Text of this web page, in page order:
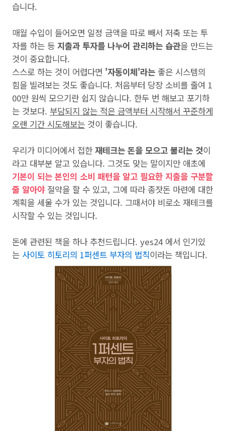
습니다.
매월 수입이 들어오면 일정 금액을 따로 빼서 저축 또는 투
자를 하는 등 지출과 투자를 나누어 관리하는 습관을 만드는
것이 중요합니다.
스스로 하는 것이 어렵다면 '자동이체'라는 좋은 시스템의
힘을 빌려보는 것도 좋습니다. 처음부터 당장 소비를 줄여 1
00만 원씩 모으기란 쉽지 않습니다. 한두 번 해보고 포기하
는 것보다. 부담되지 않는 적은 금액부터 시작해서 꾸준하게
오랜 기간 시도해보는 것이 좋습니다.
우리가 미디어에서 접한 재테크는 돈을 모으고 불리는 것이
라고 대부분 알고 있습니다. 그것도 맞는 말이지만 애초에
기본이 되는 본인의 소비 패턴을 알고 필요한 지출을 구분할
줄 알아야 절약을 할 수 있고, 그에 따라 종잣돈 마련에 대한
계획을 세울 수가 있는 것입니다. 그때서야 비로소 재테크를
시작할 수 있는 것입니다.
돈에 관련된 책을 하나 추천드립니다. yes24 에서 인기있
는 사이토 히토리의 1퍼센트 부자의 법칙이라는 책입니다.